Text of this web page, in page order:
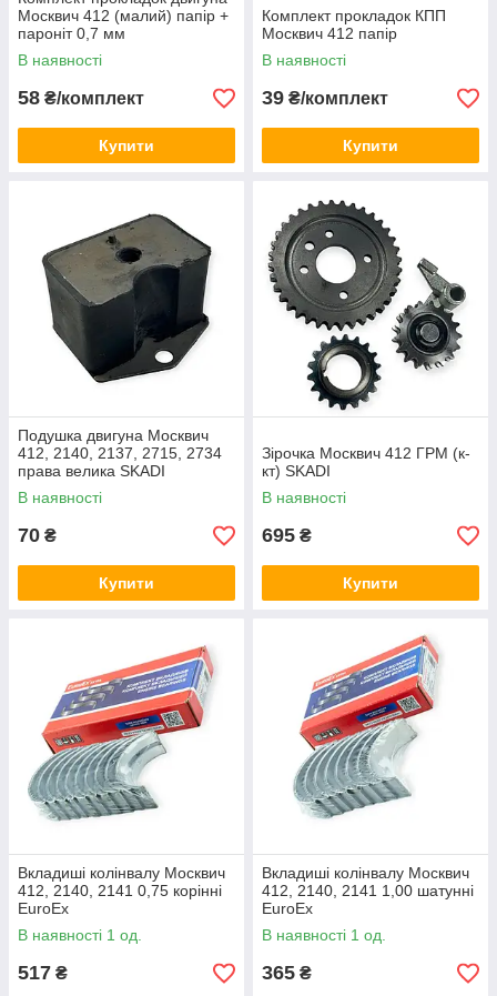
Москвич 412 (малий) папір +
пароніт 0,7 мм
В наявності
58 ₴/комплект
Купити
Комплект прокладок КПП
Москвич 412 папір
В наявності
39 ₴/комплект
Купити
Подушка двигуна Москвич
412, 2140, 2137, 2715, 2734
права велика SKADI
В наявності
70 ₴
Купити
Зірочка Москвич 412 ГРМ (к-
кт) SKADI
В наявності
695 ₴
Купити
Вкладиші колінвалу Москвич
412, 2140, 2141 0,75 корінні
EuroEx
В наявності 1 од.
517 ₴
Вкладиші колінвалу Москвич
412, 2140, 2141 1,00 шатунні
EuroEx
В наявності 1 од.
365 ₴